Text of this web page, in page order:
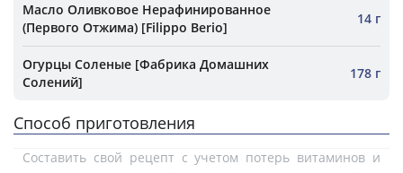
Масло Оливковое Нерафинированное
(Первого Отжима) [Filippo Berio]
14 г
Огурцы Соленые [Фабрика Домашних
Солений]
178 г
Способ приготовления
Составить свой рецепт с учетом потерь витаминов и